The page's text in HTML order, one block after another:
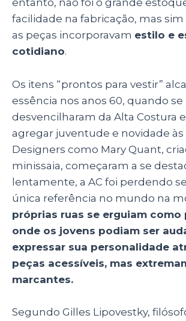
entanto, não foi o grande
facilidade na fabricação, mas
as peças incorporavam estilo e
cotidiano.
Os itens “prontos para vestir”
essência nos anos 60, quando se
desvencilharam da Alta Costura
agregar juventude e novidade
Designers como Mary Quant,
minissaia, começaram a se
lentamente, a AC foi perdendo
única referência no mundo na
próprias ruas se erguiam como
onde os jovens podiam ser
expressar sua personalidade
peças acessíveis, mas
marcantes.
Segundo Gilles Lipovestky,